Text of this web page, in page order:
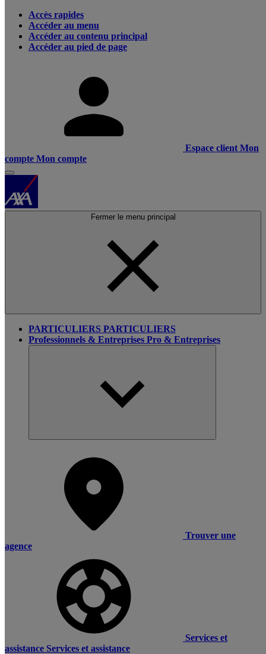
Accès rapides
Accéder au menu
Accéder au contenu principal
Accéder au pied de page
Espace client Mon
compte Mon compte
Fermer le menu principal
PARTICULIERS PARTICULIERS
Professionnels & Entreprises Pro & Entreprises
Trouver une
agence
Services et
assistance Services et assistance